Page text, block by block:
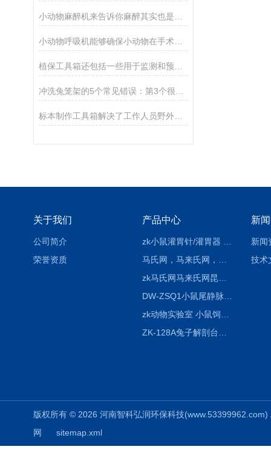
小动物呼吸机能够确保小动物在手术或急救过程中获得充分的氧气
标本制作工具箱解决了工作人员野外标本制作燃眉之急
关于我们
公司简介
荣誉资质
产品中心 新
新闻
技术
版权所有 © 2026 河南智科弘润环保科技
网
sitemap.xml